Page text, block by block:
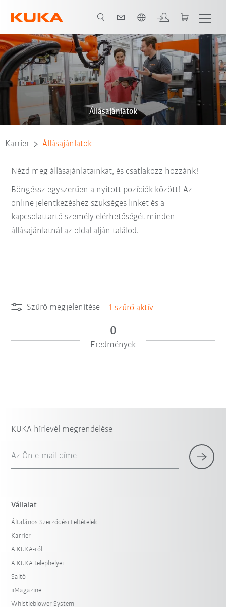
Állásajánlatok
Karrier Állásajánlatok
Nézd meg állásajánlatainkat, és csatlakozz hozzánk!
Böngéssz egyszerűen a nyitott pozíciók között! Az
online jelentkezéshez szükséges linket és a
kapcsolattartó személy elérhetőségét minden
állásajánlatnál az oldal alján találod.
Szűrő megjelenítése – 1 szűrő aktív
0
Eredmények
KUKA hírlevél megrendelése
Az Ön e-mail címe
Vállalat
Általános Szerződési Feltételek
Karrier
A KUKA-ról
A KUKA telephelyei
Sajtó
iiMagazine
Whistleblower System